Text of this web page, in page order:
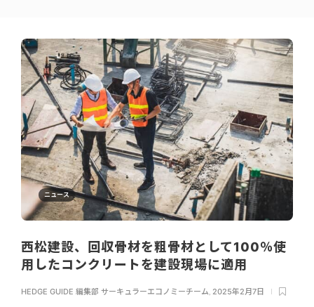
ニュース
西松建設、回収骨材を粗骨材として100％使
用したコンクリートを建設現場に適用
HEDGE GUIDE 編集部 サーキュラーエコノミーチーム 2025年2月7日